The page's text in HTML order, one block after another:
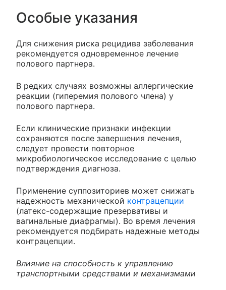
Особые указания
Для снижения риска рецидива заболевания
рекомендуется одновременное лечение
полового партнера.
В редких случаях возможны аллергические
реакции (гиперемия полового члена) у
полового партнера.
Если клинические признаки инфекции
сохраняются после завершения лечения,
следует провести повторное
микробиологическое исследование с целью
подтверждения диагноза.
Применение суппозиториев может снижать
надежность механической контрацепции
(латекс-содержащие презервативы и
вагинальные диафрагмы). Во время лечения
рекомендуется подбирать надежные методы
контрацепции.
Влияние на способность к управлению
транспортными средствами и механизмами